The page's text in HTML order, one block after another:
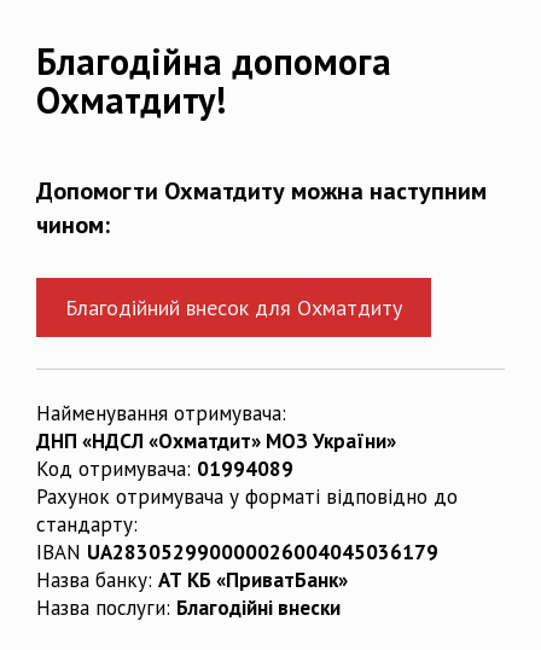
Благодійна допомога
Охматдиту!
Допомогти Охматдиту можна наступним
чином:
Благодійний внесок для Охматдиту
Найменування отримувача:
ДНП «НДСЛ «Охматдит» МОЗ України»
Код отримувача: 01994089
Рахунок отримувача у форматі відповідно до
стандарту:
IBAN UA283052990000026004045036179
Назва банку: АТ КБ «ПриватБанк»
Назва послуги: Благодійні внески